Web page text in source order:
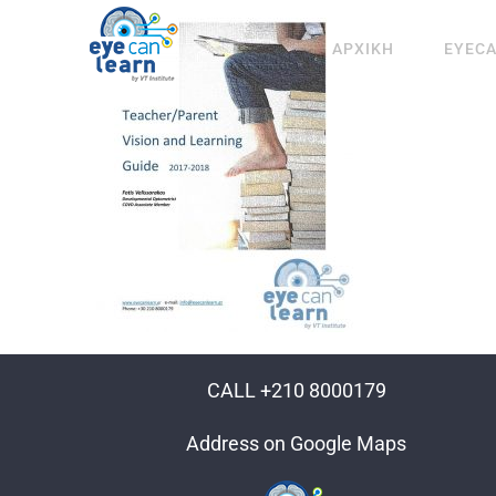
ΑΡΧΙΚΗ
CALL +210 8000179
Address on Google Maps